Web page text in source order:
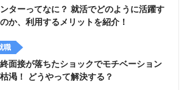
ンターってなに？ 就活でどのように活躍す
か、利用するメリットを紹介！
職
面接が落ちたショックでモチベーション
渇！ どうやって解決する？